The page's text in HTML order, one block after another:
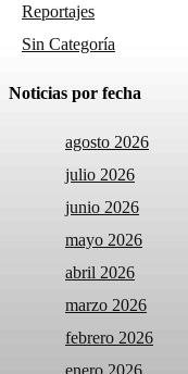
Reportajes
Sin Categoría
Noticias por fecha
agosto 2026
julio 2026
junio 2026
mayo 2026
abril 2026
marzo 2026
febrero 2026